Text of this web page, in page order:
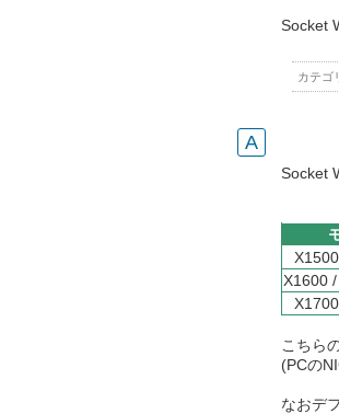
Socket
カテゴ
Socket
X1600
こちら
(PCの
なおデ